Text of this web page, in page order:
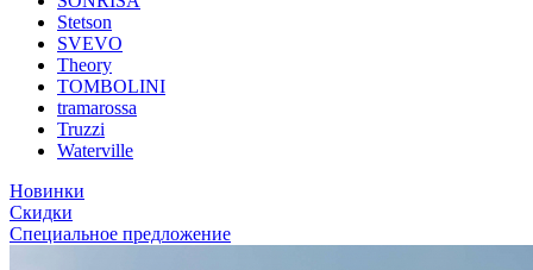
Stetson
SVEVO
Theory
TOMBOLINI
tramarossa
Truzzi
Waterville
Новинки
Скидки
Специальное предложение